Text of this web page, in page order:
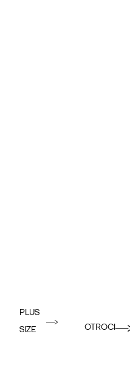
PLUS
SIZE
OTROCI